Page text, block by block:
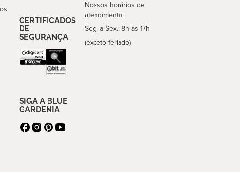
CERTIFICADOS
DE
SEGURANÇA
SIGA A BLUE
GARDENIA
Nossos horários de
atendimento:
Seg. a Sex.: 8h às 17h
(exceto feriado)